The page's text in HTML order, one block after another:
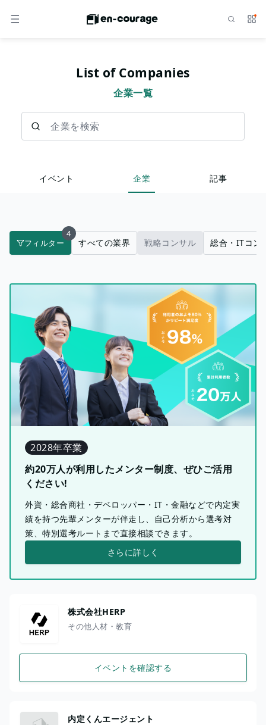
メニュー サ
List of Companies
企業一覧
イベント 企業 記事
フィルター
4
すべての業界 戦略コンサル 総合・ITコン
2028年卒業
約20万人が利用したメンター制度、ぜひご活用
ください!
外資・総合商社・デベロッパー・IT・金融などで内定実
績を持つ先輩メンターが伴走し、自己分析から選考対
策、特別選考ルートまで直接相談できます。
さらに詳しく
株式会社HERP
その他人材・教育
イベントを確認する
内定くんエージェント